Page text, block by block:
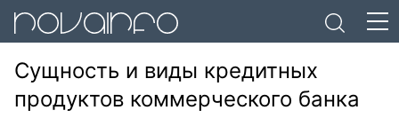
Сущность и виды кредитных
продуктов коммерческого банка